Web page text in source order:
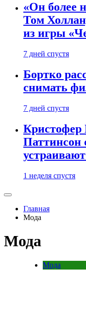
«Он более
Том
из игры
7 дней спустя
Бортко
снимать
7 дней спустя
Кристофер
Паттинсон
1 неделя спустя
Главная
Мода
Мода
Мода